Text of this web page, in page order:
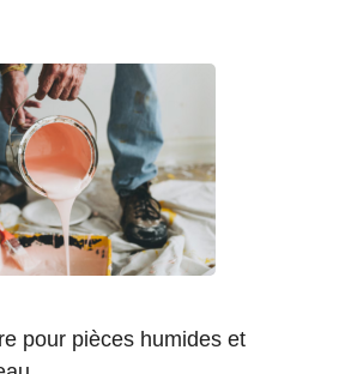
pour pièces humides et